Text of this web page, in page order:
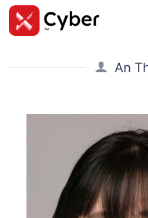
Skip
content
An